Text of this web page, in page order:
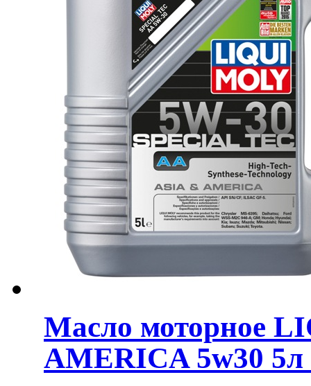
Масло моторное
AMERICA 5w30 5л